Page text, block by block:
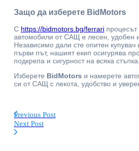
Защо да изберете BidMotors
С https://bidmotors.bg/ferrari процесът
автомобили от САЩ е лесен, удобен и
Независимо дали сте опитен купувач
първи път, нашият екип осигурява
подкрепа и сигурност на всяка стъпка.
Изберете BidMotors и намерете
си от САЩ с лекота, удобство и
Previous Post
Next Post